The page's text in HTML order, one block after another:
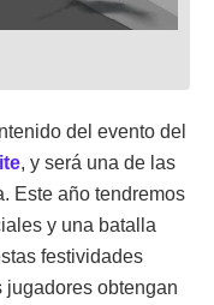
del evento del
, y será una de las
Este año tendremos
y una batalla
festividades
jugadores obtengan